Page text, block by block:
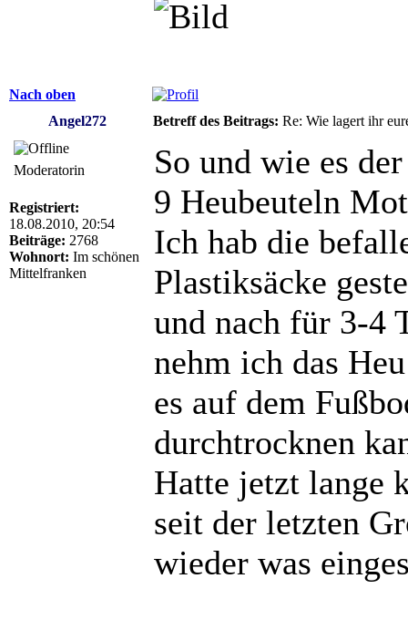
Nach oben
Angel272
Betreff des Beitrags: Re: Wie lagert ihr
Moderatorin
Registriert:
18.08.2010, 20:54
Beiträge: 2768
Wohnort: Im schönen
Mittelfranken
So und wie es
9 Heubeuteln
Ich hab die
Plastiksäcke
und nach für 3-4
nehm ich das
es auf dem
durchtrocknen
Hatte jetzt lange
seit der letzten
wieder was